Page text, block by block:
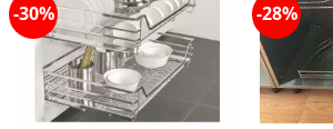
-30% -28%